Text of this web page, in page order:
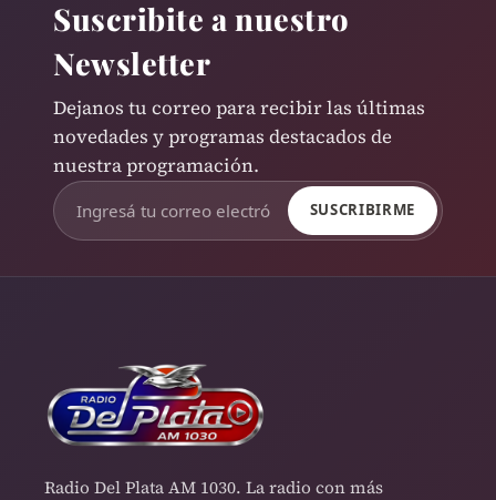
Suscribite a nuestro
Newsletter
Dejanos tu correo para recibir las últimas
novedades y programas destacados de
nuestra programación.
SUSCRIBIRME
Radio Del Plata AM 1030. La radio con más